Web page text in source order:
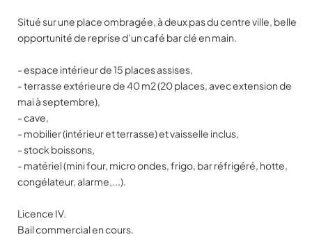
Situé sur une place ombragée, à deux pas du centre ville, belle
opportunité de reprise d’un café bar clé en main.
- espace intérieur de 15 places assises,
- terrasse extérieure de 40 m2 (20 places, avec extension de
mai à septembre),
- cave,
- mobilier (intérieur et terrasse) et vaisselle inclus,
- stock boissons,
- matériel (mini four, micro ondes, frigo, bar réfrigéré, hotte,
congélateur, alarme,...).
Licence IV.
Bail commercial en cours.